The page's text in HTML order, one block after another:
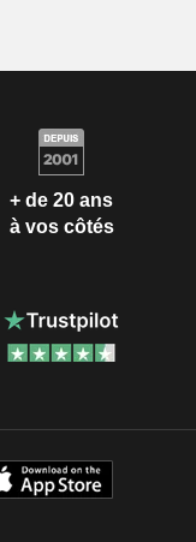
+ de 20 ans
à vos côtés